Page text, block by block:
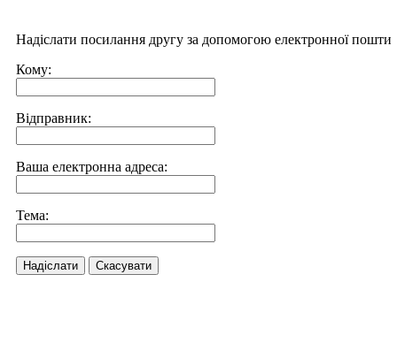
Надіслати посилання другу за допомогою електронної пошти
Кому:
Відправник:
Ваша електронна адреса:
Тема:
Надіслати Скасувати